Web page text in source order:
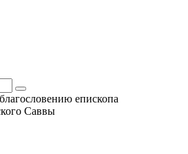
епископа
Саввы